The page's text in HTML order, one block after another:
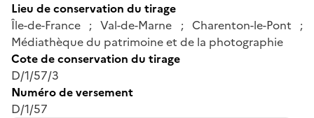
Lieu de conservation du tirage
Île-de-France ; Val-de-Marne ; Charenton-le-Pont ;
Médiathèque du patrimoine et de la photographie
Cote de conservation du tirage
D/1/57/3
Numéro de versement
D/1/57